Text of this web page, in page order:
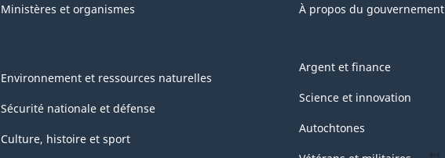
Ministères et organismes À propos du gouvernement
Environnement et ressources naturelles
Sécurité nationale et défense
Culture, histoire et sport
Argent et finance
Science et innovation
Autochtones